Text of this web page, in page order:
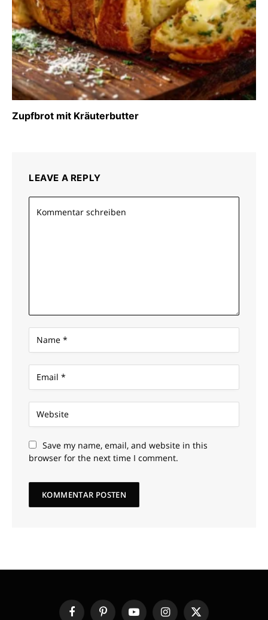
Zupfbrot mit Kräuterbutter
LEAVE A REPLY
Save my name, email, and website in this
browser for the next time I comment.
FacebookPinterestYouTubeInstagram
X